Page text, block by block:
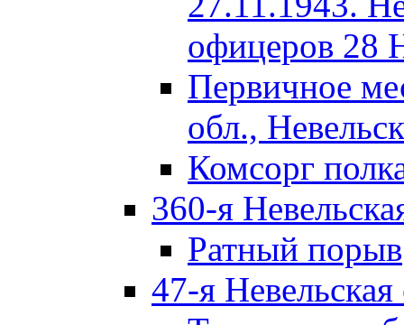
офицеров 28
Первичное
обл.,
Комсорг
360-я
Ратный порыв
47-я Невельская